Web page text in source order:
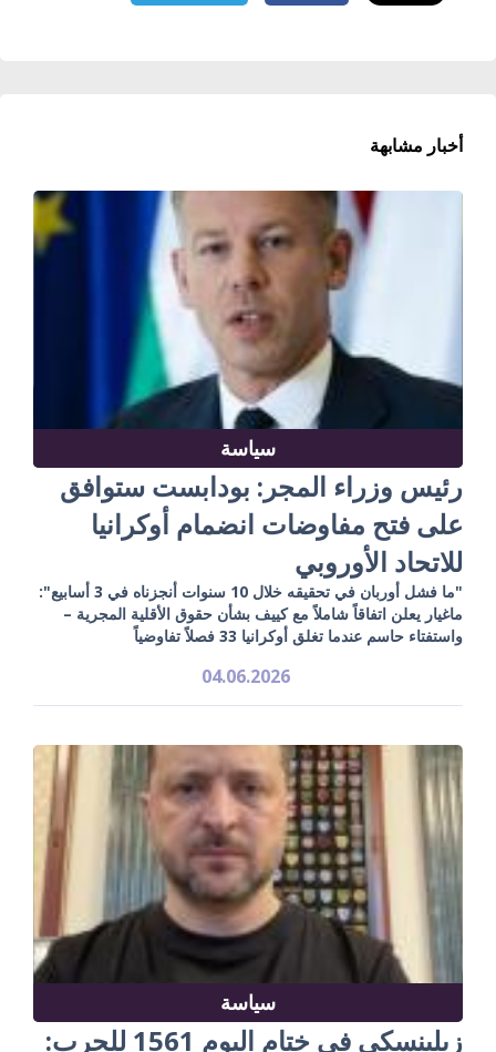
أخبار مشابهة
سياسة
رئيس وزراء المجر: بودابست ستوافق
على فتح مفاوضات انضمام أوكرانيا
للاتحاد الأوروبي
"ما فشل أوربان في تحقيقه خلال 10 سنوات أنجزناه في 3 أسابيع":
ماغيار يعلن اتفاقاً شاملاً مع كييف بشأن حقوق الأقلية المجرية –
واستفتاء حاسم عندما تغلق أوكرانيا 33 فصلاً تفاوضياً
04.06.2026
سياسة
زيلينسكي في ختام اليوم 1561 للحرب: